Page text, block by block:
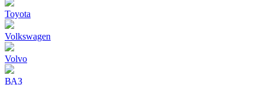
Toyota
Volkswagen
Volvo
ВАЗ